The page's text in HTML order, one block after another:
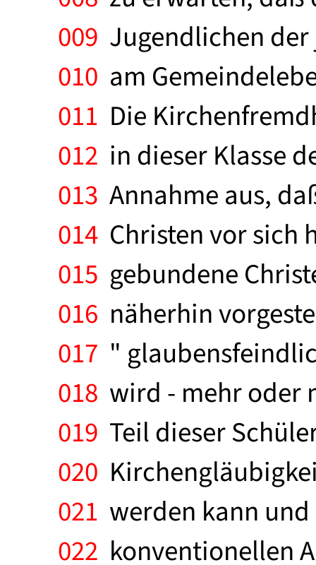
009 Jugendlichen
010 am
011 Die
012 in dieser Klasse
013 Annahme aus,
014 Christen vor sich
015 gebundene
016 näherhin
017 "
018 wird - mehr oder
019 Teil dieser
020
021 werden kann
022 konventionellen